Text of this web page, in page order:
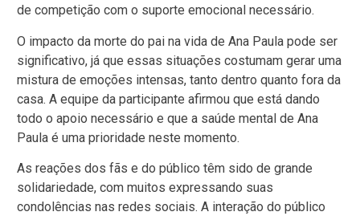
de competição com o suporte emocional necessário.
O impacto da morte do pai na vida de Ana Paula pode ser
significativo, já que essas situações costumam gerar uma
mistura de emoções intensas, tanto dentro quanto fora da
casa. A equipe da participante afirmou que está dando
todo o apoio necessário e que a saúde mental de Ana
Paula é uma prioridade neste momento.
As reações dos fãs e do público têm sido de grande
solidariedade, com muitos expressando suas
condolências nas redes sociais. A interação do público